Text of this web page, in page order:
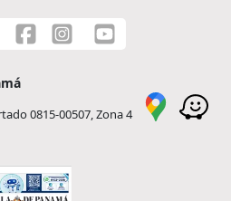
0815-00507, Zona 4